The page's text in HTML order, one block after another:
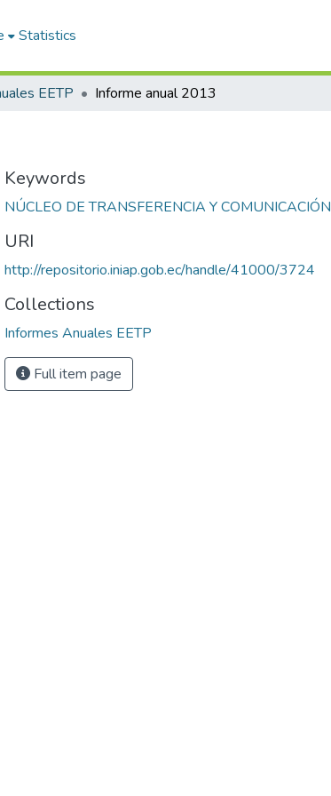
Statistics
EETP Informe anual 2013
Keywords
NÚCLEO DE TRANSFERENCIA Y COMUNICACIÓN
URI
http://repositorio.iniap.gob.ec/handle/41000/3724
Collections
Informes Anuales EETP
Full item page